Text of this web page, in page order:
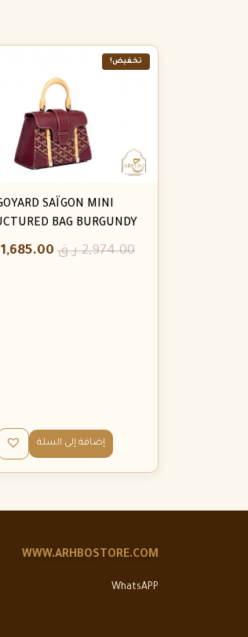
تخفيض!
SAÏGON MINI
BAG BURGUNDY
2,974.00 ر.ق 1,685.00
إضافة إلى السلة
WWW.ARHBOSTORE.COM
WhatsAPP